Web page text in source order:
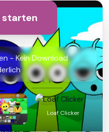
starten
- Kein Download
Loaf Clicker